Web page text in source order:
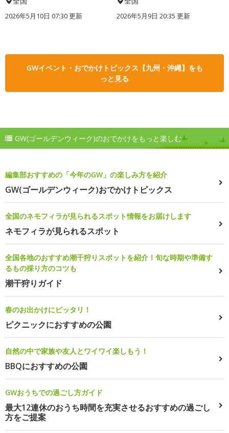
2026年5月10日 07:30 更新 2026年5月9日 20:35 更新
GWイベント・おでかけトピックス【九州・沖縄】をも
っと見る
GW(ゴールデンウィーク)のおでかけをもっと楽しむ
編集部おすすめの「今年のGW」の楽しみ方を紹介
GW(ゴールデンウィーク)おでかけトピックス
全国のネモフィラが見られるスポット情報をお届けします
ネモフィラが見られるスポット
全国各地のおすすめ潮干狩りスポットを紹介！旬な時期や準備す
るもの採り方のコツも
潮干狩りガイド
春のお出かけにピッタリ！
ピクニックにおすすめの公園
自然の中で家族や友人とワイワイ楽しもう！
BBQにおすすめの公園
GWおうちでの過ごし方ガイド
最大12連休のおうち時間を充実させるおすすめの過ごし
方をご提案